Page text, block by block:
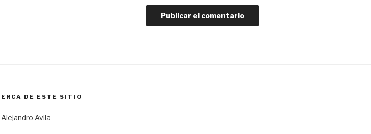
DE ESTE SITIO
Alejandro Avila